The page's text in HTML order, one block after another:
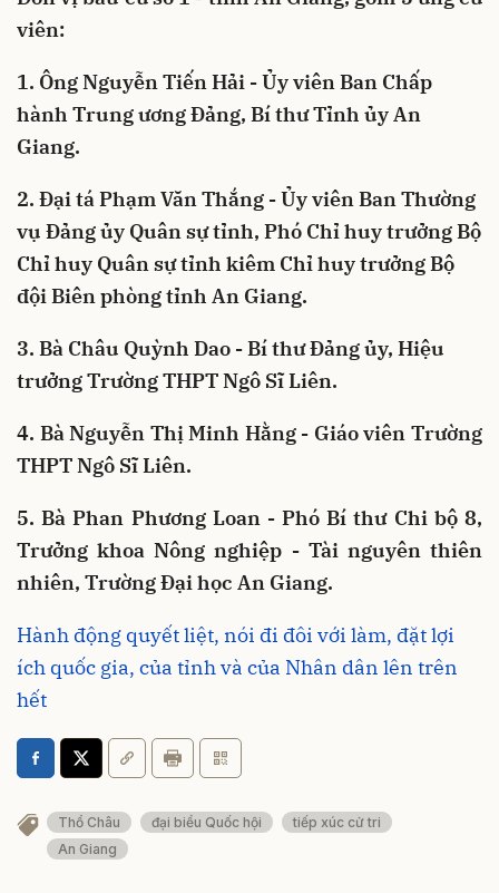
viên:
1. Ông Nguyễn Tiến Hải - Ủy viên Ban Chấp
hành Trung ương Đảng, Bí thư Tỉnh ủy An
Giang.
2. Đại tá Phạm Văn Thắng - Ủy viên Ban Thường
vụ Đảng ủy Quân sự tỉnh, Phó Chỉ huy trưởng Bộ
Chỉ huy Quân sự tỉnh kiêm Chỉ huy trưởng Bộ
đội Biên phòng tỉnh An Giang.
3. Bà Châu Quỳnh Dao - Bí thư Đảng ủy, Hiệu
trưởng Trường THPT Ngô Sĩ Liên.
4. Bà Nguyễn Thị Minh Hằng - Giáo viên Trường
THPT Ngô Sĩ Liên.
5. Bà Phan Phương Loan - Phó Bí thư Chi bộ 8,
Trưởng khoa Nông nghiệp - Tài nguyên thiên
nhiên, Trường Đại học An Giang.
Hành động quyết liệt, nói đi đôi với làm, đặt lợi
ích quốc gia, của tỉnh và của Nhân dân lên trên
hết
Thổ Châu đại biểu Quốc hội
tiếp xúc cử tri
An Giang